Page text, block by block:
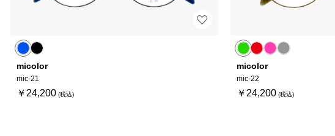
micolor
mic-21
￥24,200
micolor
mic-22
￥24,200